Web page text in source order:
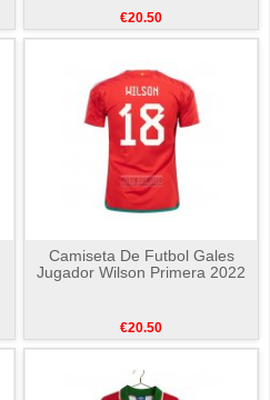
€20.50
Camiseta De Futbol Gales
Jugador Wilson Primera 2022
€20.50